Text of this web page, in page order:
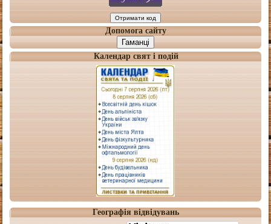
Допомога сайту
Гаманці
Календар свят і подій
Географія відвідувань